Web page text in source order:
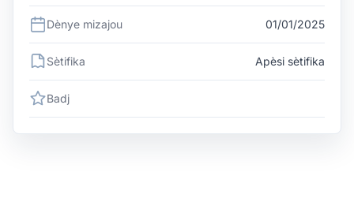
Dènye mizajou 01/01/2025
Sètifika Apèsi sètifika
Badj